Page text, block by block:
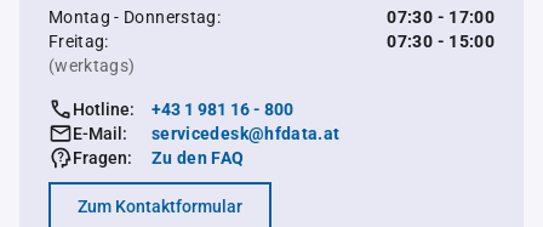
Montag - Donnerstag:
07:30 - 17:00
Freitag:
07:30 - 15:00
(werktags)
Hotline:
+43 1 981 16 - 800
E-Mail:
servicedesk@hfdata.at
Fragen:
Zu den FAQ
Zum Kontaktformular